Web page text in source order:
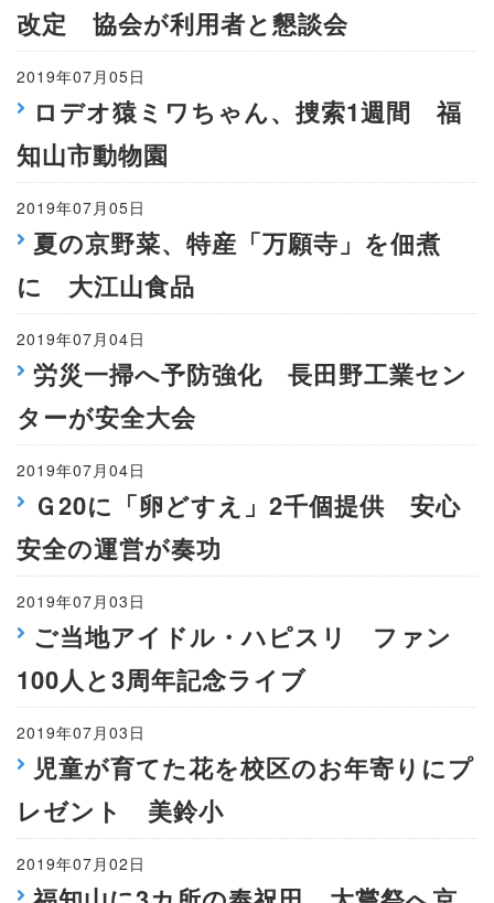
改定 協会が利用者と懇談会
2019年07月05日
ロデオ猿ミワちゃん、捜索1週間 福
知山市動物園
2019年07月05日
夏の京野菜、特産「万願寺」を佃煮
に 大江山食品
2019年07月04日
労災一掃へ予防強化 長田野工業セン
ターが安全大会
2019年07月04日
Ｇ20に「卵どすえ」2千個提供 安心
安全の運営が奏功
2019年07月03日
ご当地アイドル・ハピスリ ファン
100人と3周年記念ライブ
2019年07月03日
児童が育てた花を校区のお年寄りにプ
レゼント 美鈴小
2019年07月02日